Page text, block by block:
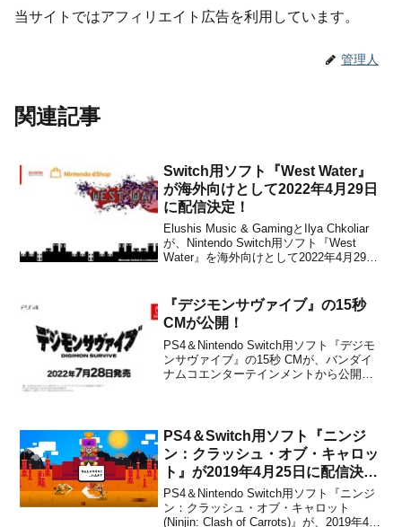
当サイトではアフィリエイト広告を利用しています。
管理人
関連記事
Switch用ソフト『West Water』
が海外向けとして2022年4月29日
に配信決定！
Elushis Music & GamingとIlya Chkoliar
が、Nintendo Switch用ソフト『West
Water』を海外向けとして2022年4月29日
は、荒涼とした世界をテーマにし...
『デジモンサヴァイブ』の15秒
CMが公開！
PS4＆Nintendo Switch用ソフト『デジモ
ンサヴァイブ』の15秒 CMが、バンダイ
ナムコエンターテインメントから公開さ
28日に発売される予定です。©本郷...
PS4＆Switch用ソフト『ニンジ
ン：クラッシュ・オブ・キャロッ
ト』が2019年4月25日に配信決
定！アニメから影響を受けた横ス
クロールシューティングアクショ
PS4＆Nintendo Switch用ソフト『ニンジ
ン：クラッシュ・オブ・キャロット
(Ninjin: Clash of Carrots)』が、2019年4月